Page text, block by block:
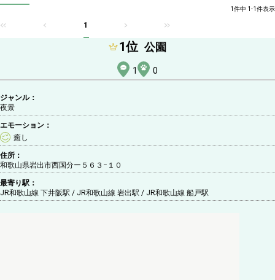
1件中 1-1件表示
1
1位 公園
1 0
ジャンル：
夜景
エモーション：
癒し
住所：
和歌山県岩出市西国分ー５６３−１０
最寄り駅：
JR和歌山線 下井阪駅 / JR和歌山線 岩出駅 / JR和歌山線 船戸駅